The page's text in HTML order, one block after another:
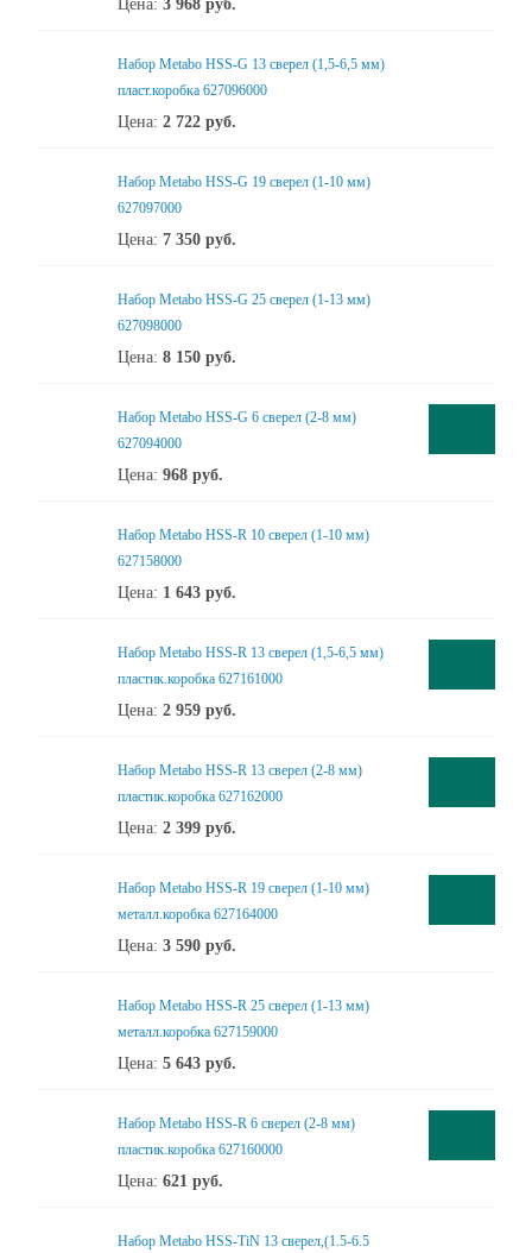
Цена: 3 968 руб.
Набор Metabo HSS-G 13 сверел (1,5-6,5 мм)
пласт.коробка 627096000
Цена: 2 722 руб.
Набор Metabo HSS-G 19 сверел (1-10 мм)
627097000
Цена: 7 350 руб.
Набор Metabo HSS-G 25 сверел (1-13 мм)
627098000
Цена: 8 150 руб.
Набор Metabo HSS-G 6 сверел (2-8 мм)
627094000
Цена: 968 руб.
Набор Metabo HSS-R 10 сверел (1-10 мм)
627158000
Цена: 1 643 руб.
Набор Metabo HSS-R 13 сверел (1,5-6,5 мм)
пластик.коробка 627161000
Цена: 2 959 руб.
Набор Metabo HSS-R 13 сверел (2-8 мм)
пластик.коробка 627162000
Цена: 2 399 руб.
Набор Metabo HSS-R 19 сверел (1-10 мм)
металл.коробка 627164000
Цена: 3 590 руб.
Набор Metabo HSS-R 25 сверел (1-13 мм)
металл.коробка 627159000
Цена: 5 643 руб.
Набор Metabo HSS-R 6 сверел (2-8 мм)
пластик.коробка 627160000
Цена: 621 руб.
Набор Metabo HSS-TiN 13 сверел,(1.5-6.5